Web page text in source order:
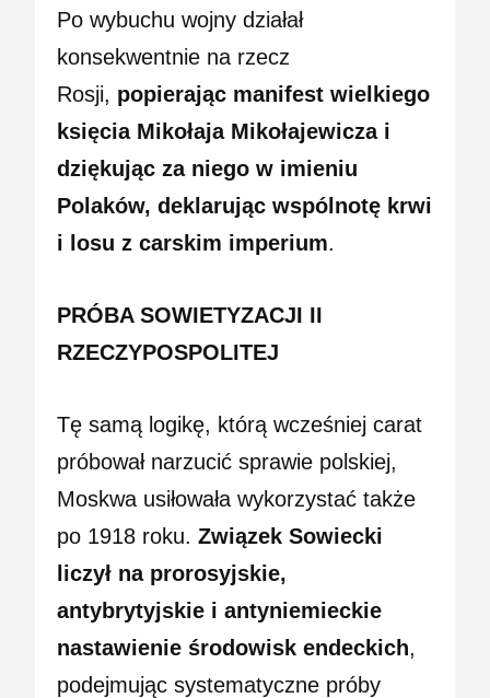
Po wybuchu wojny działał
konsekwentnie na rzecz
Rosji, popierając manifest wielkiego
księcia Mikołaja Mikołajewicza i
dziękując za niego w imieniu
Polaków, deklarując wspólnotę krwi
i losu z carskim imperium.
PRÓBA SOWIETYZACJI II
RZECZYPOSPOLITEJ
Tę samą logikę, którą wcześniej carat
próbował narzucić sprawie polskiej,
Moskwa usiłowała wykorzystać także
po 1918 roku. Związek Sowiecki
liczył na prorosyjskie,
antybrytyjskie i antyniemieckie
nastawienie środowisk endeckich,
podejmując systematyczne próby